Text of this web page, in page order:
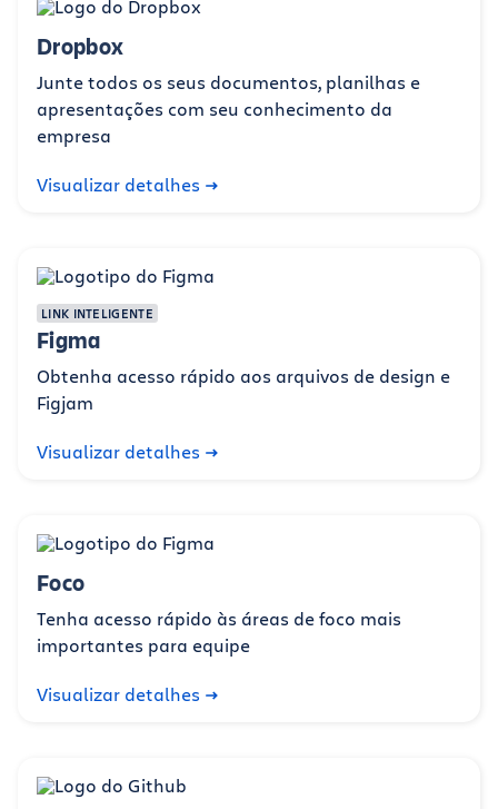
Dropbox
Junte todos os seus documentos, planilhas e
apresentações com seu conhecimento da
empresa
Visualizar detalhes
LINK INTELIGENTE
Figma
Obtenha acesso rápido aos arquivos de design e
Figjam
Visualizar detalhes
Foco
Tenha acesso rápido às áreas de foco mais
importantes para equipe
Visualizar detalhes